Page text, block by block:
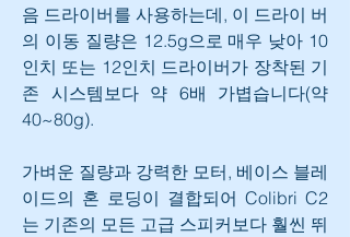
음 드라이버를 사용하는데, 이 드라이 버
의 이동 질량은 12.5g으로 매우 낮아 10
인치 또는 12인치 드라이버가 장착된 기
존 시스템보다 약 6배 가볍습니다(약
40~80g).
가벼운 질량과 강력한 모터, 베이스 블레
이드의 혼 로딩이 결합되어 Colibri C2
는 기존의 모든 고급 스피커보다 훨씬 뛰